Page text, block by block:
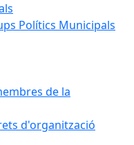
Polítics Municipals
de la
d'organització